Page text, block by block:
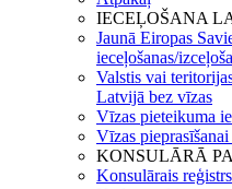
IECEĻOŠANA
Jaunā Eiropas
ieceļošanas/
Valstis vai
Latvijā bez vīzas
Vīzas pieteikuma
Vīzas
KONSULĀRĀ
Konsulārais reģistrs